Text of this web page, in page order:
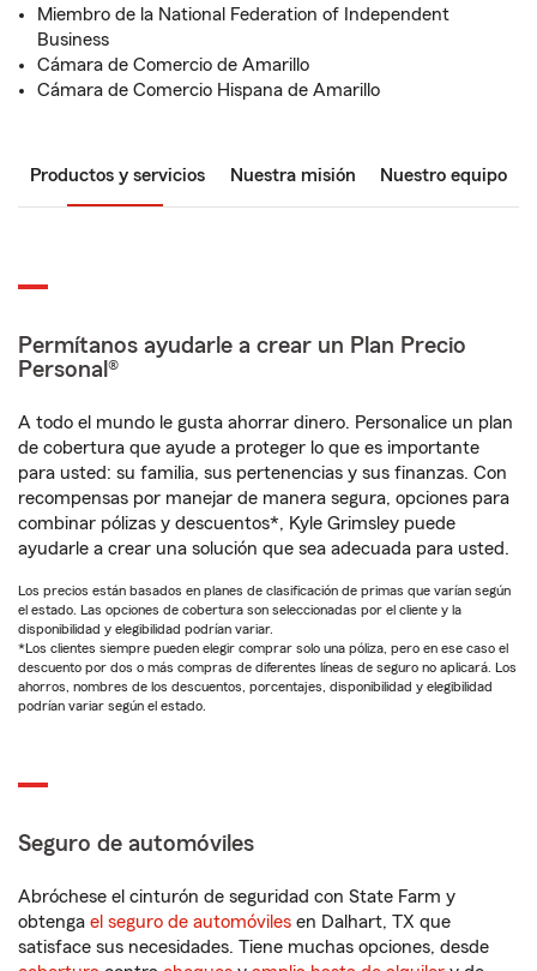
Miembro de la National Federation of Independent
Business
Cámara de Comercio de Amarillo
Cámara de Comercio Hispana de Amarillo
Productos y servicios Nuestra misión Nuestro equipo
Permítanos ayudarle a crear un Plan Precio
Personal®
A todo el mundo le gusta ahorrar dinero. Personalice un plan
de cobertura que ayude a proteger lo que es importante
para usted: su familia, sus pertenencias y sus finanzas. Con
recompensas por manejar de manera segura, opciones para
combinar pólizas y descuentos*, Kyle Grimsley puede
ayudarle a crear una solución que sea adecuada para usted.
Los precios están basados en planes de clasificación de primas que varían según
el estado. Las opciones de cobertura son seleccionadas por el cliente y la
disponibilidad y elegibilidad podrían variar.
*Los clientes siempre pueden elegir comprar solo una póliza, pero en ese caso el
descuento por dos o más compras de diferentes líneas de seguro no aplicará. Los
ahorros, nombres de los descuentos, porcentajes, disponibilidad y elegibilidad
podrían variar según el estado.
Seguro de automóviles
Abróchese el cinturón de seguridad con State Farm y
obtenga el seguro de automóviles en Dalhart, TX que
satisface sus necesidades. Tiene muchas opciones, desde